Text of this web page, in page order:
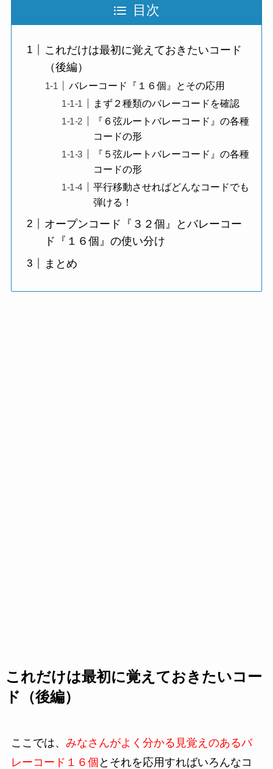
目次
これだけは最初に覚えておきたいコード
（後編）
バレーコード『１６個』とその応用
まず２種類のバレーコードを確認
『６弦ルートバレーコード』の各種
コードの形
『５弦ルートバレーコード』の各種
コードの形
平行移動させればどんなコードでも
弾ける！
オープンコード『３２個』とバレーコー
ド『１６個』の使い分け
まとめ
これだけは最初に覚えておきたいコー
ド（後編）
ここでは、 みなさんがよく分かる見覚えのあるバ
レーコード１６個 とそれを応用すればいろんなコ